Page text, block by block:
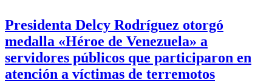
Presidenta Delcy Rodríguez otorgó
medalla «Héroe de Venezuela» a
servidores públicos que participaron en
atención a víctimas de terremotos